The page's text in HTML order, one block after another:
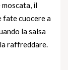
il
fate cuocere a
la salsa
raffreddare.